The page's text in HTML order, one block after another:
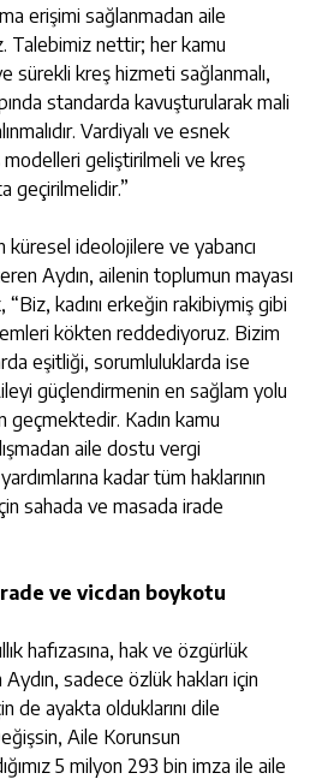
erişimi sağlanmadan aile
Talebimiz nettir; her kamu
sürekli kreş hizmeti sağlanmalı,
standarda kavuşturularak mali
Vardiyalı ve esnek
modelleri geliştirilmeli ve kreş
geçirilmelidir.”
küresel ideolojilere ve yabancı
Aydın, ailenin toplumun mayası
kadını erkeğin rakibiymiş gibi
kökten reddediyoruz. Bizim
eşitliği, sorumluluklarda ise
güçlendirmenin en sağlam yolu
geçmektedir. Kadın kamu
aile dostu vergi
kadar tüm haklarının
sahada ve masada irade
ve vicdan boykotu
hafızasına, hak ve özgürlük
sadece özlük hakları için
de ayakta olduklarını dile
Aile Korunsun
5 milyon 293 bin imza ile aile